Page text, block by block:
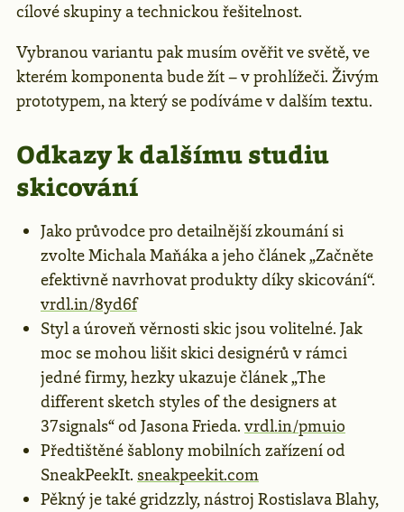
cílové skupiny a technickou řešitelnost.
Vybranou variantu pak musím ověřit ve světě, ve
kterém komponenta bude žít – v prohlížeči. Živým
prototypem, na který se podíváme v dalším textu.
Odkazy k dalšímu studiu
skicování
Jako průvodce pro detailnější zkoumání si
zvolte Michala Maňáka a jeho článek „Začněte
efektivně navrhovat produkty díky skicování“.
vrdl.in/8yd6f
Styl a úroveň věrnosti skic jsou volitelné. Jak
moc se mohou lišit skici designérů v rámci
jedné firmy, hezky ukazuje článek „The
different sketch styles of the designers at
37signals“ od Jasona Frieda. vrdl.in/pmuio
Předtištěné šablony mobilních zařízení od
SneakPeekIt. sneakpeekit.com
Pěkný je také gridzzly, nástroj Rostislava Blahy,